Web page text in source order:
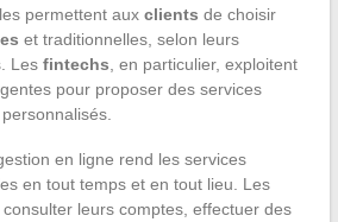
permettent aux clients de choisir
et traditionnelles, selon leurs
Les fintechs , en particulier, exploitent
pour proposer des services
en ligne rend les services
en tout temps et en tout lieu. Les
leurs comptes, effectuer des